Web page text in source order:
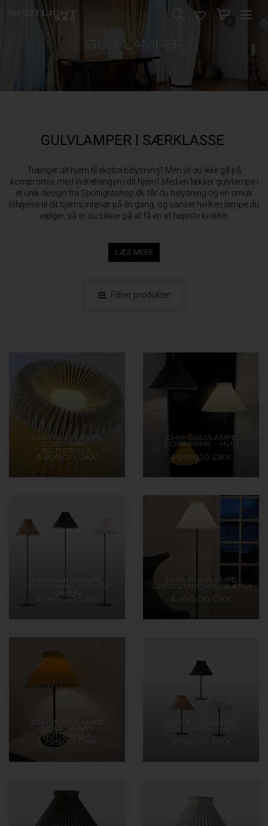
GULVLAMPER
GULVLAMPER I SÆRKLASSE
Trænger dit hjem til ekstra belysning? Men vil du ikke gå på
kompromis med indretningen i dit hjem? Med en lækker gulvlampe i
et unik design fra Spotlightshop.dk får du belysning og en smuk
tilføjelse til dit hjems interiør på én gang, og uanset hvilken lampe du
vælger, så er du sikker på at få en af højeste kvalitet.
LÆS MERE
Filtrer produkter
334H GULVLAMPE,
SORT/PAPIR -
BUTTERMILK
4.995,00 DKK
334H GULVLAMPE,
SORT/PAPIR - HVID
4.995,00 DKK
SORT/PAPIR - MOSS
4.995,00 DKK
334H GULVLAMPE,
SORT/STANDARDSKÆRM
4.995,00 DKK
334T BORDLAMPE,
SORT/PAPIR -
BUTTERMILK
3.795,00 DKK
334T BORDLAMPE,